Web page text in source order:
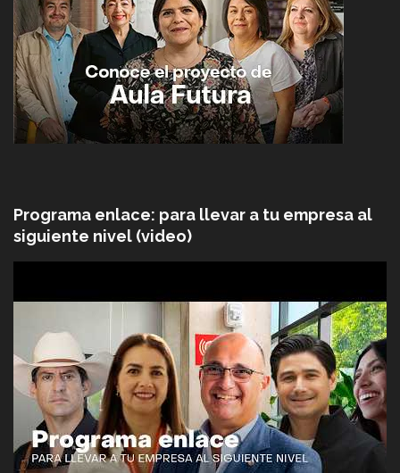
Programa enlace: para llevar a tu empresa al
siguiente nivel (video)